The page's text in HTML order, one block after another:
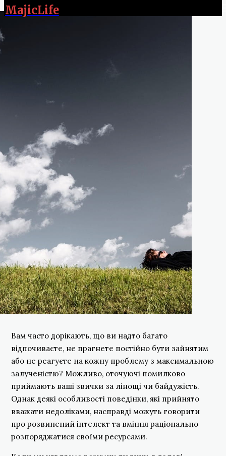
MajicLife
Вам часто дорікають, що ви надто багато
відпочиваєте, не прагнете постійно бути зайнятим
або не реагуєте на кожну проблему з максимальною
залученістю? Можливо, оточуючі помилково
приймають ваші звички за лінощі чи байдужість.
Однак деякі особливості поведінки, які прийнято
вважати недоліками, насправді можуть говорити
про розвинений інтелект та вміння раціонально
розпоряджатися своїми ресурсами.